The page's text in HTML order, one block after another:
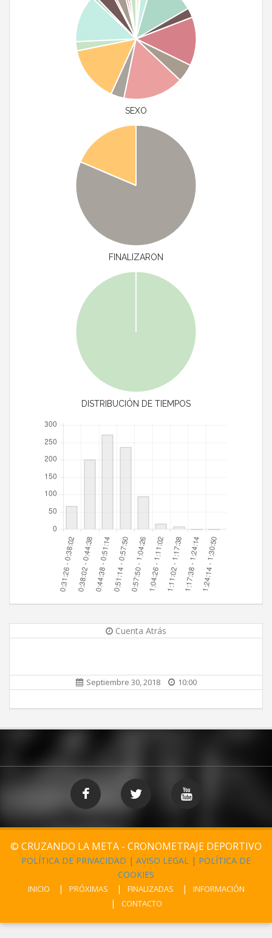
SEXO
FINALIZARON
DISTRIBUCIÓN DE TIEMPOS
Cuenta Atrás
Septiembre 30, 2018 10:00
© CRUZANDO LA META - CRONOMETRAJE DEPORTIVO
POLÍTICA DE PRIVACIDAD | AVISO LEGAL | POLÍTICA DE
COOKIES
INICIO PRÓXIMAS FINALIZADAS
INFORMACIÓN
CONTACTO